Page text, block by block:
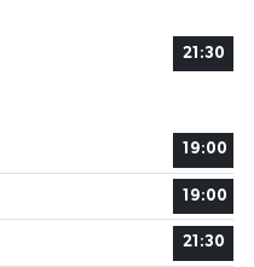
21:30
19:00
19:00
21:30